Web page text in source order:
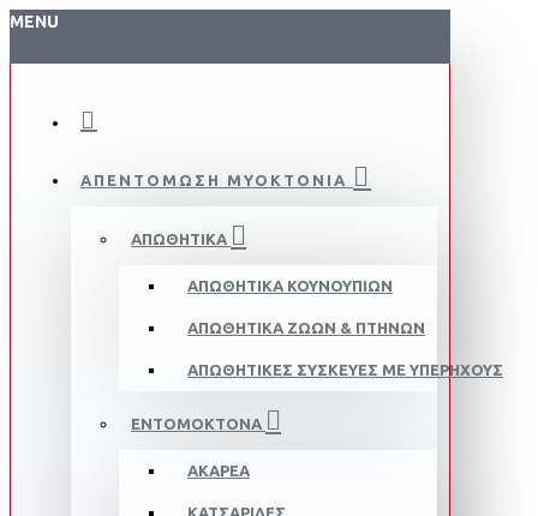
MENU
ΑΠΕΝΤΟΜΩΣΗ ΜΥΟΚΤΟΝΙΑ
ΑΠΩΘΗΤΙΚΆ
ΑΠΩΘΗΤΙΚΆ ΚΟΥΝΟΥΠΙΏΝ
ΑΠΩΘΗΤΙΚΆ ΖΏΩΝ & ΠΤΗΝΏΝ
ΑΠΩΘΗΤΙΚΈΣ ΣΥΣΚΕΥΈΣ ΜΕ ΥΠΈΡΗΧΟΥΣ
ΕΝΤΟΜΟΚΤΌΝΑ
ΑΚΆΡΕΑ
ΚΑΤΣΑΡΊΔΕΣ